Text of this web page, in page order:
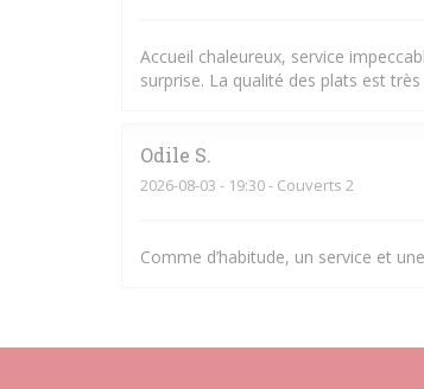
Accueil chaleureux, service
surprise. La qualité des plats est très
Odile S
2026-08-03 - 19:30 - Couverts 2
Comme d’habitude, un service et